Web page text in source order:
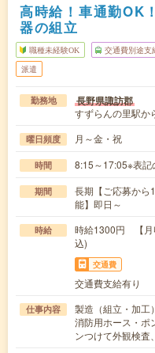
高時給！車通勤OK
器の組立
職種未経験OK 交通費別途支
派遣
勤務地 長野県諏訪郡
すずらんの里駅か
曜日頻度 月～金・祝
時間 8:15～17:05※表記
期間
長期【ご応募から
能】即日～
時給
時給1300円 【月
込)
交通費
交通費支給有り
仕事内容
製造（組立・加工）
消防用ホース・ポ
ンつけて外観検